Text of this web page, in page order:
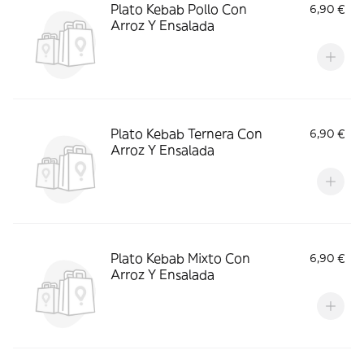
Plato Kebab Pollo Con
Arroz Y Ensalada
6,90 €
Plato Kebab Ternera Con
Arroz Y Ensalada
6,90 €
Plato Kebab Mixto Con
Arroz Y Ensalada
6,90 €